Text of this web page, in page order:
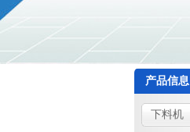
产品信息
下料机